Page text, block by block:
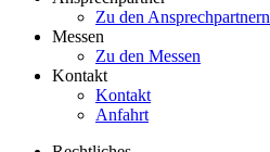
Zu den Ansprechpartnern
Messen
Zu den Messen
Kontakt
Kontakt
Anfahrt